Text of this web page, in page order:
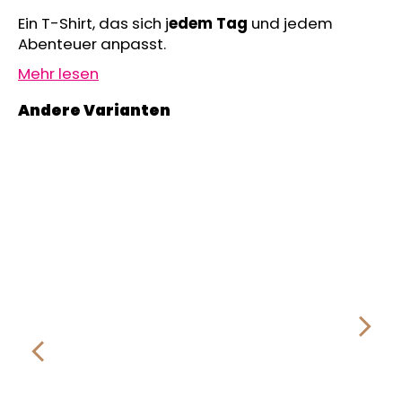
Ein T-Shirt, das sich jedem Tag und jedem
Abenteuer anpasst.
Mehr lesen